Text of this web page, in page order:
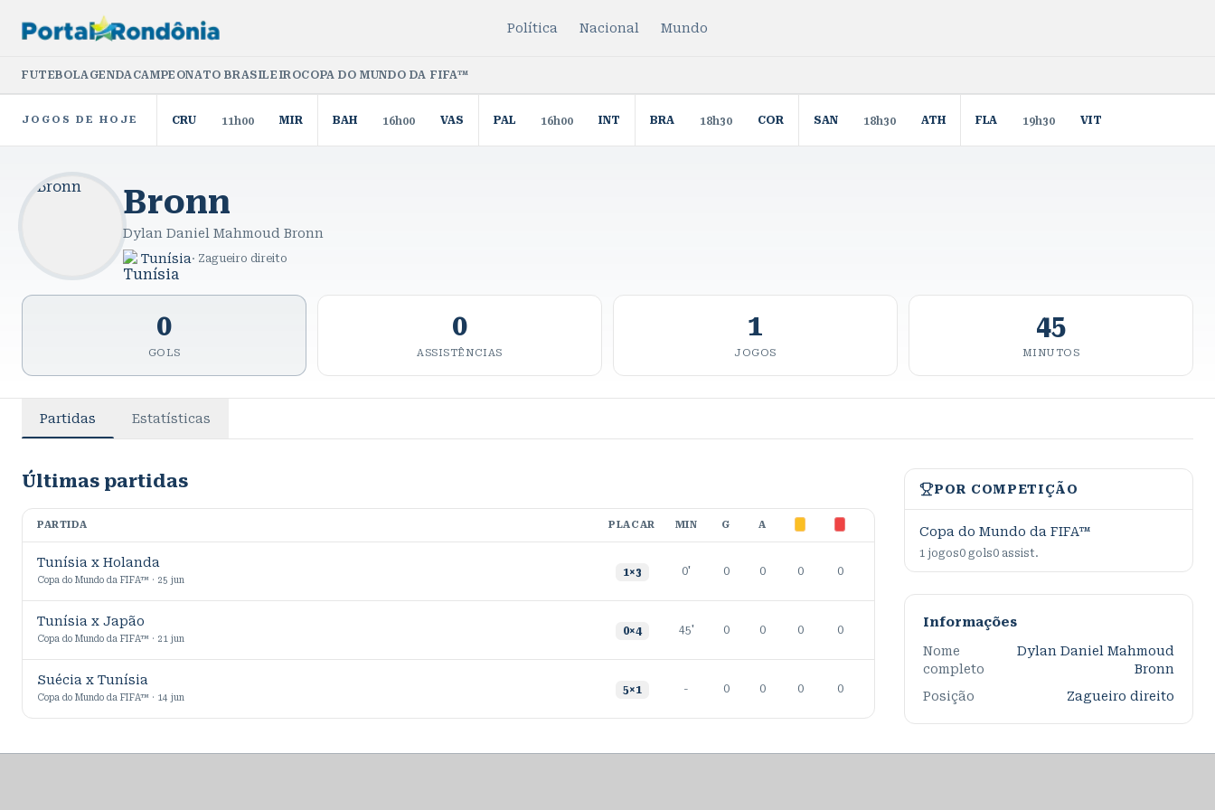
Política Nacional Mundo
FUTEBOLAGENDACAMPEONATO BRASILEIROCOPA DO MUNDO DA FIFA™
JOGOS DE HOJE CRU 11h00 MIR BAH 16h00 VAS PAL 16h00 INT BRA 18h30 COR SAN 18h30 ATH FLA 19h30 VIT
Bronn
Dylan Daniel Mahmoud Bronn
Tunísia · Zagueiro direito
0
GOLS
0
ASSISTÊNCIAS
1
JOGOS
45
MINUTOS
Partidas Estatísticas
Últimas partidas
PARTIDA PLACAR MIN G A
Tunísia x Holanda
Copa do Mundo da FIFA™ · 25 jun
1×3 0' 0 0 0 0
Tunísia x Japão
Copa do Mundo da FIFA™ · 21 jun
0×4 45' 0 0 0 0
Suécia x Tunísia
Copa do Mundo da FIFA™ · 14 jun
5×1 - 0 0 0 0
POR COMPETIÇÃO
Copa do Mundo da FIFA™
1 jogos0 gols0 assist.
Informações
Nome
completo
Dylan Daniel Mahmoud
Bronn
Posição
Zagueiro direito